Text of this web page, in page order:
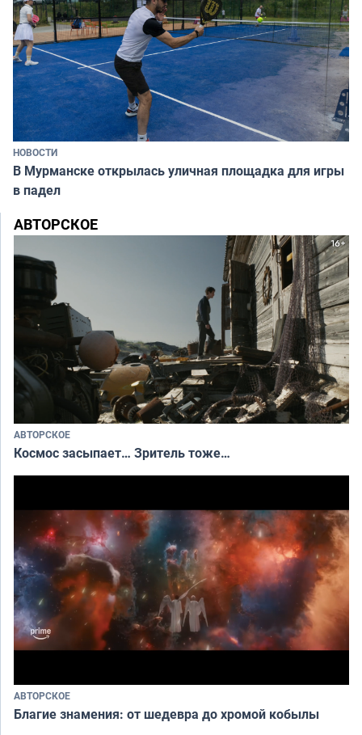
НОВОСТИ
В Мурманске открылась уличная площадка для игры
в падел
АВТОРСКОЕ
АВТОРСКОЕ
Космос засыпает… Зритель тоже…
АВТОРСКОЕ
Благие знамения: от шедевра до хромой кобылы